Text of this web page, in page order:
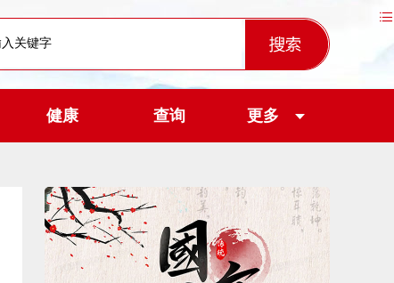
健康 查询 更多